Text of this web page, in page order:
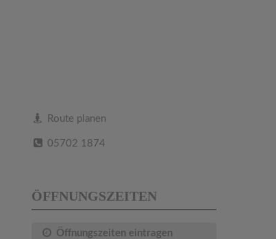
Route planen
05702 1874
ÖFFNUNGSZEITEN
Öffnungszeiten eintragen